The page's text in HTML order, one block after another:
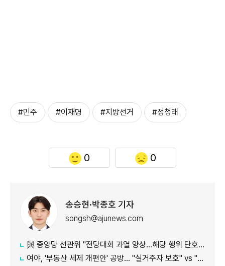
#민주 #이재명 #지방선거 #정청래
0 0
송승현·박종호 기자
songsh@ajunews.com
與 중앙당 선관위 "전당대회 과열 양상…해당 행위 단호히 대처"
여야, '부동산 세제 개편안' 공방… "실거주자 보호" vs "무책임의 극치"